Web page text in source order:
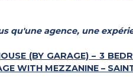
qu'une agence, une
(BY GARAGE) – 3
WITH MEZZANINE –